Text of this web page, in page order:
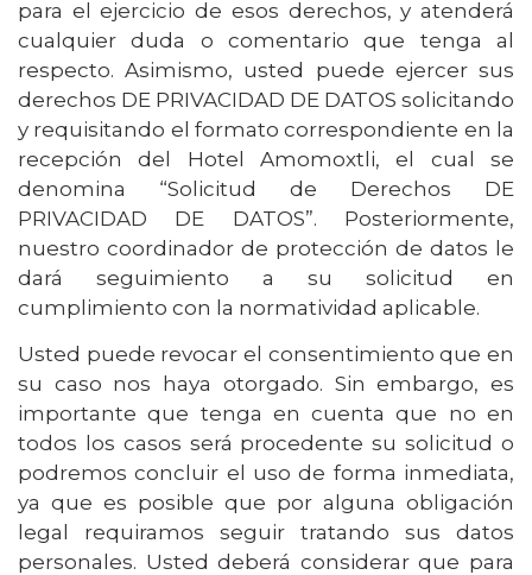
para el ejercicio de esos derechos, y atenderá
cualquier duda o comentario que tenga al
respecto. Asimismo, usted puede ejercer sus
derechos DE PRIVACIDAD DE DATOS solicitando
y requisitando el formato correspondiente en la
recepción del Hotel Amomoxtli, el cual se
denomina “Solicitud de Derechos DE
PRIVACIDAD DE DATOS”. Posteriormente,
nuestro coordinador de protección de datos le
dará seguimiento a su solicitud en
cumplimiento con la normatividad aplicable.
Usted puede revocar el consentimiento que en
su caso nos haya otorgado. Sin embargo, es
importante que tenga en cuenta que no en
todos los casos será procedente su solicitud o
podremos concluir el uso de forma inmediata,
ya que es posible que por alguna obligación
legal requiramos seguir tratando sus datos
personales. Usted deberá considerar que para